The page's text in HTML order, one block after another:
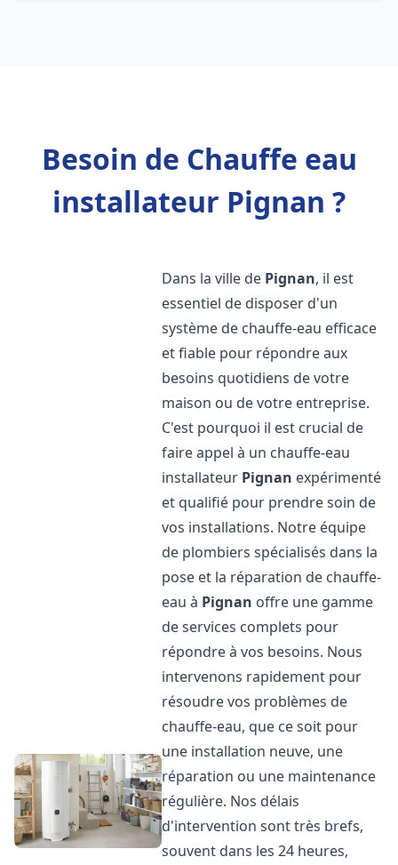
Besoin de Chauffe eau
installateur Pignan ?
Dans la ville de Pignan, il est
essentiel de disposer d'un
système de chauffe-eau efficace
et fiable pour répondre aux
besoins quotidiens de votre
maison ou de votre entreprise.
C'est pourquoi il est crucial de
faire appel à un chauffe-eau
installateur Pignan expérimenté
et qualifié pour prendre soin de
vos installations. Notre équipe
de plombiers spécialisés dans la
pose et la réparation de chauffe-
eau à Pignan offre une gamme
de services complets pour
répondre à vos besoins. Nous
intervenons rapidement pour
résoudre vos problèmes de
chauffe-eau, que ce soit pour
une installation neuve, une
réparation ou une maintenance
régulière. Nos délais
d'intervention sont très brefs,
souvent dans les 24 heures,